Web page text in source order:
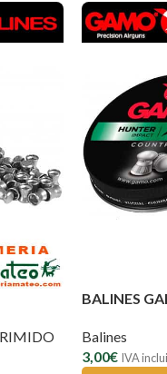
BALINES
Balines
3,00€ IVA